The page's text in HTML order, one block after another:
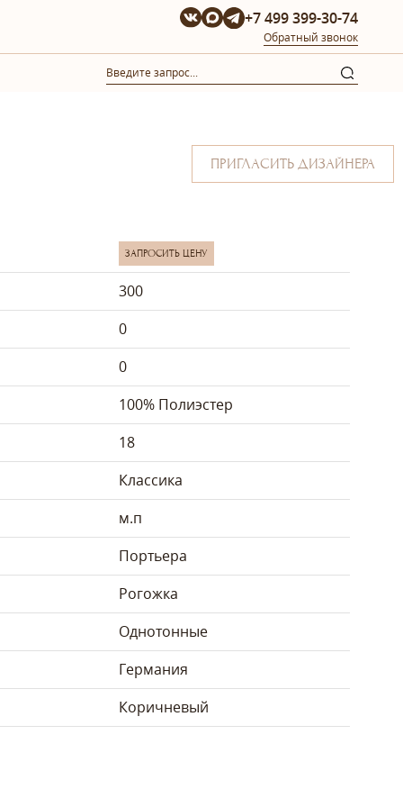
+7 499 399-30-74
Обратный звонок
ПРИГЛАСИТЬ ДИЗАЙНЕРА
ЗАПРОСИТЬ ЦЕНУ
300
0
0
100% Полиэстер
18
Классика
м.п
Портьера
Рогожка
Однотонные
Германия
Коричневый